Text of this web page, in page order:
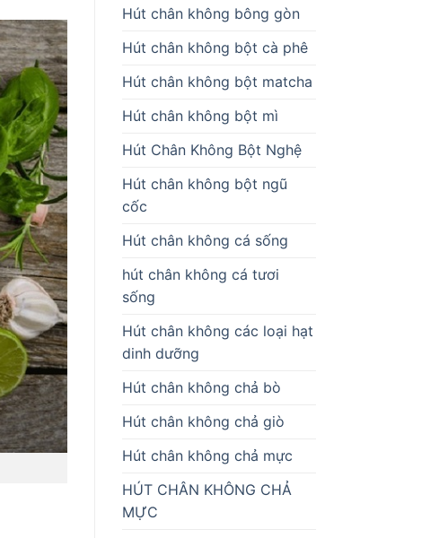
Hút chân không bông gòn
Hút chân không bột cà phê
Hút chân không bột matcha
Hút chân không bột mì
Hút Chân Không Bột Nghệ
Hút chân không bột ngũ
cốc
Hút chân không cá sống
hút chân không cá tươi
sống
Hút chân không các loại hạt
dinh dưỡng
Hút chân không chả bò
Hút chân không chả giò
Hút chân không chả mực
HÚT CHÂN KHÔNG CHẢ
MỰC